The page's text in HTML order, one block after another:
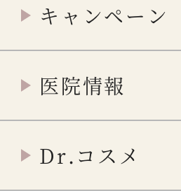
キャンペーン
医院情報
Dr.コスメ